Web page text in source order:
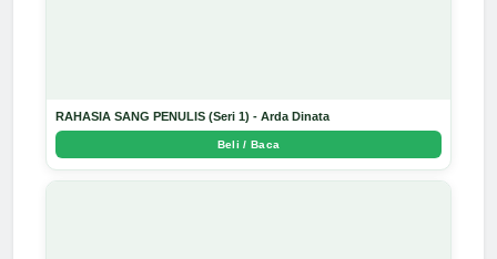
RAHASIA SANG PENULIS (Seri 1) - Arda Dinata
Beli / Baca